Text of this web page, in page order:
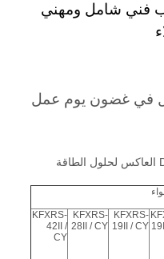
فني شامل ومهني
في غضون يوم عمل
المعلمات الفنية لأنظمة أحادية الكتلة DC العاكس لحلول الطاقة
KFXRS-
19II / CY
KFXRS-
28II / CY
KFXRS-
42II /
CY